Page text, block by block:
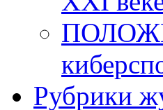
Рубрики